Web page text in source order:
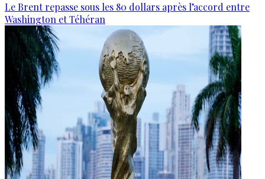
Le Brent repasse sous les 80 dollars après l’accord entre
Washington et Téhéran